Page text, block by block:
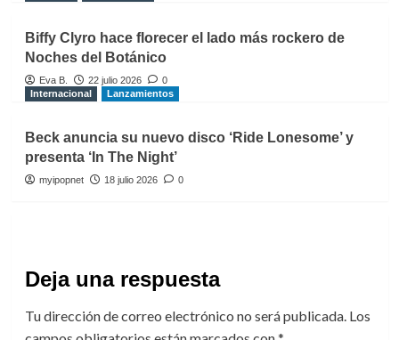
Biffy Clyro hace florecer el lado más rockero de
Noches del Botánico
Eva B. 22 julio 2026
0
Internacional
Lanzamientos
Beck anuncia su nuevo disco ‘Ride Lonesome’ y
presenta ‘In The Night’
myipopnet 18 julio 2026 0
Deja una respuesta
Tu dirección de correo electrónico no será publicada. Los